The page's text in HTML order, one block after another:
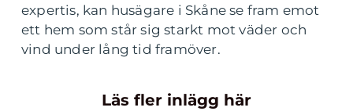
expertis, kan husägare i Skåne se fram emot
ett hem som står sig starkt mot väder och
vind under lång tid framöver.
Läs fler inlägg här